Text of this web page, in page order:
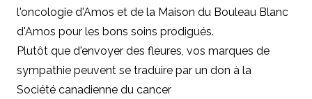
l'oncologie d'Amos et de la Maison du Bouleau Blanc
d'Amos pour les bons soins prodigués.
Plutôt que d'envoyer des fleures, vos marques de
sympathie peuvent se traduire par un don à la
Société canadienne du cancer